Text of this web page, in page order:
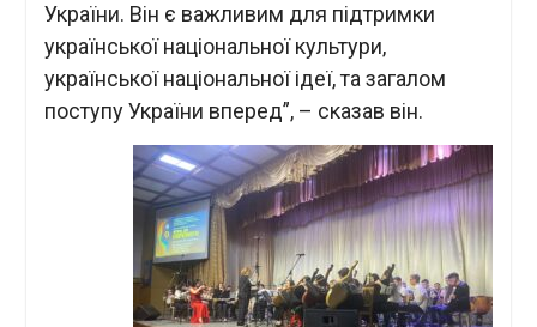
України. Він є важливим для підтримки
української національної культури,
української національної ідеї, та загалом
поступу України вперед”, – сказав він.